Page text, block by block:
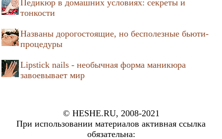
Педикюр в домашних условиях: секреты и
тонкости
Названы дорогостоящие, но бесполезные бьюти-
процедуры
Lipstick nails - необычная форма маникюра
завоевывает мир
© HESHE.RU, 2008-2021
При использовании материалов активная ссылка
обязательна: